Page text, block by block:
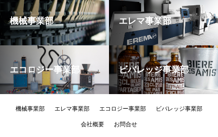
機械事業部 エレマ事業部
エコロジー事業部 ビバレッジ事業部
機械事業部 エレマ事業部 エコロジー事業部 ビバレッジ事業部
会社概要 お問合せ